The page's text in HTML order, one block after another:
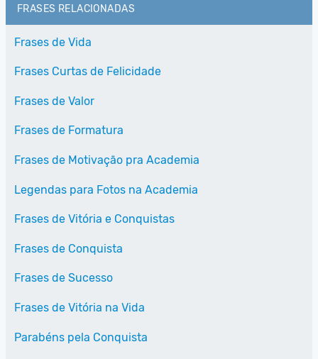
FRASES RELACIONADAS
Frases de Vida
Frases Curtas de Felicidade
Frases de Valor
Frases de Formatura
Frases de Motivação pra Academia
Legendas para Fotos na Academia
Frases de Vitória e Conquistas
Frases de Conquista
Frases de Sucesso
Frases de Vitória na Vida
Parabéns pela Conquista